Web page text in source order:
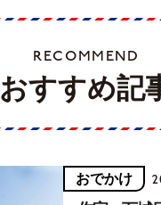
RECOMMEND
おすすめ記
おでかけ